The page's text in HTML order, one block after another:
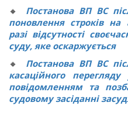
🔸 Постанова ВП ВС
поновлення строків
разі відсутності
суду, яке оскаржується
🔸 Постанова ВП ВС
касаційного
повідомленням та
судовому засіданні